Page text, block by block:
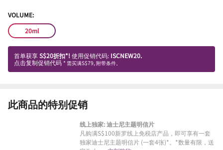
VOLUME:
20ml
首单获享S$20折扣*! 使用促销代码: ISCNEW20.
点击复制促销代码 * 需买满S$79, 附带条件。
此商品的特别促销
线上独家: 迪士尼主题明信片
凡购满S$100新罗线上免税店产品，即可享有一套
独家迪士尼主题明信片 (一套4张)*。*数量有限，送